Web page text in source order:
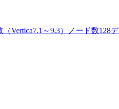
Vertica7.1～9.3）ノード数128